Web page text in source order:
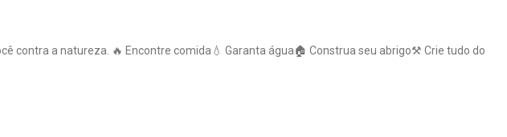
contra a natureza. 🔥 Encontre comida💧 Garanta água🏠 Construa seu abrigo⚒️ Crie tudo do